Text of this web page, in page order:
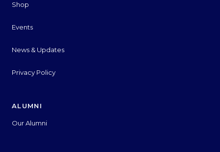
Shop
Events
News & Updates
Privacy Policy
ALUMNI
Our Alumni